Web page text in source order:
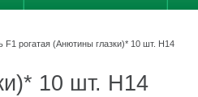
F1 рогатая (Анютины глазки)* 10 шт. Н14
10 шт. Н14